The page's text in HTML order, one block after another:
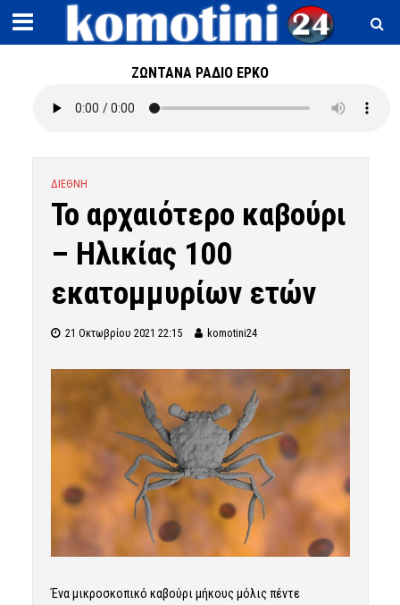
ΖΩΝΤΑΝΑ ΡΑΔΙΟ ΕΡΚΟ
ΔΙΕΘΝΗ
Το αρχαιότερο καβούρι
– Ηλικίας 100
εκατομμυρίων ετών
21 Οκτωβρίου 2021 22:15 komotini24
Ένα μικροσκοπικό καβούρι μήκους μόλις πέντε